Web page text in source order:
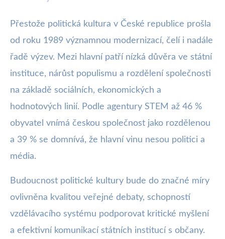
Přestože politická kultura v České republice prošla
od roku 1989 významnou modernizací, čelí i nadále
řadě výzev. Mezi hlavní patří nízká důvěra ve státní
instituce, nárůst populismu a rozdělení společnosti
na základě sociálních, ekonomických a
hodnotových linií. Podle agentury STEM až 46 %
obyvatel vnímá českou společnost jako rozdělenou
a 39 % se domnívá, že hlavní vinu nesou politici a
média.
Budoucnost politické kultury bude do značné míry
ovlivněna kvalitou veřejné debaty, schopností
vzdělávacího systému podporovat kritické myšlení
a efektivní komunikací státních institucí s občany.